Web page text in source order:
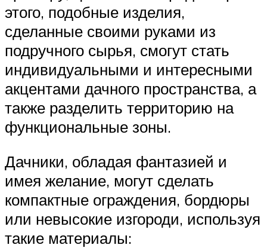
этого, подобные изделия,
сделанные своими руками из
подручного сырья, смогут стать
индивидуальными и интересными
акцентами дачного пространства, а
также разделить территорию на
функциональные зоны.
Дачники, обладая фантазией и
имея желание, могут сделать
компактные ограждения, бордюры
или невысокие изгороди, используя
такие материалы: